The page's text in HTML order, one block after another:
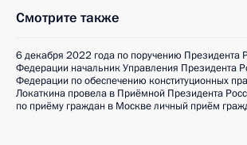
Смотрите также
6 декабря 2022 года по поручению Президента
Федерации начальник Управления Президента
Федерации по обеспечению конституционных
Локаткина провела в Приёмной Президента
по приёму граждан в Москве личный приём